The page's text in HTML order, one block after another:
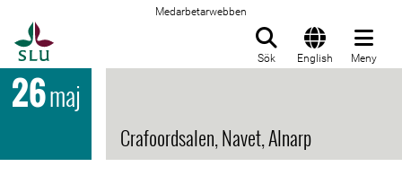
Medarbetarwebben
Sök English Meny
26maj
Crafoordsalen, Navet, Alnarp